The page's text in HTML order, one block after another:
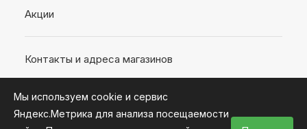
Акции
Контакты и адреса магазинов
Мы используем cookie и сервис
Яндекс.Метрика для анализа посещаемости